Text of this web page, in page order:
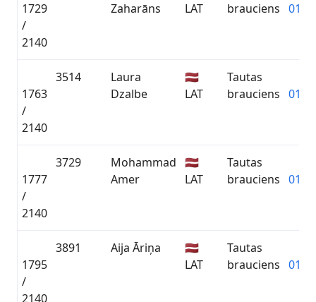
1729
/
2140
Zaharāns
LAT
brauciens
1763
/
2140
3514
Laura
Dzalbe
🇱🇻
LAT
Tautas
brauciens
1777
/
2140
3729
Mohammad
Amer
🇱🇻
LAT
Tautas
brauciens
1795
/
2140
3891 Aija Āriņa
🇱🇻
LAT
Tautas
brauciens